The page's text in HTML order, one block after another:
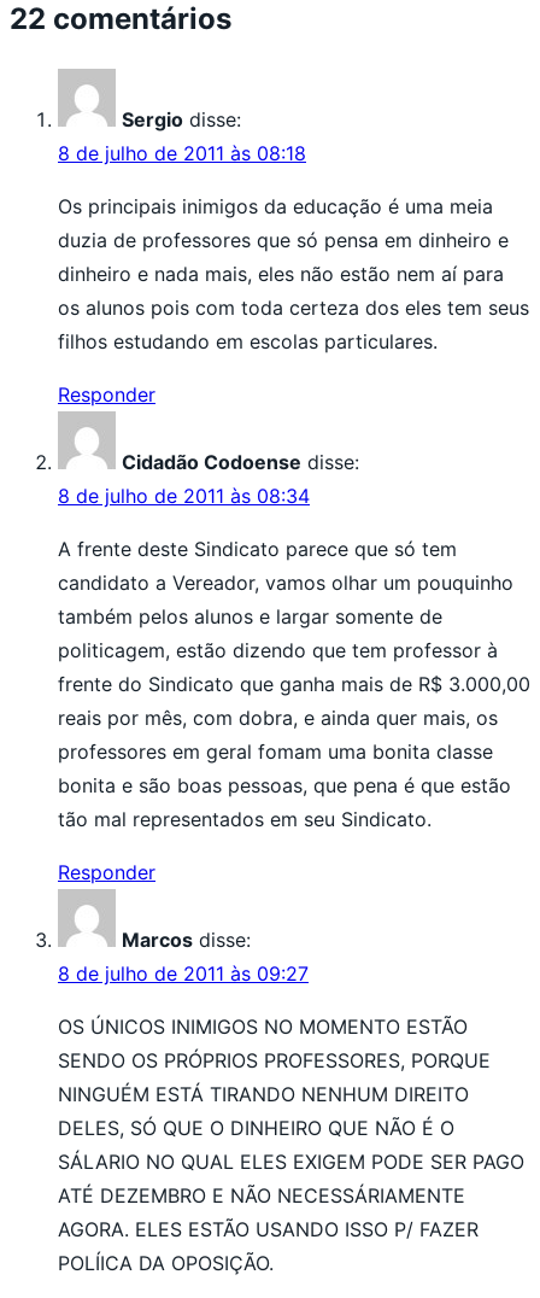
22 comentários
Sergio disse:
8 de julho de 2011 às 08:18
Os principais inimigos da educação é uma meia
duzia de professores que só pensa em dinheiro e
dinheiro e nada mais, eles não estão nem aí para
os alunos pois com toda certeza dos eles tem seus
filhos estudando em escolas particulares.
Responder
Cidadão Codoense disse:
8 de julho de 2011 às 08:34
A frente deste Sindicato parece que só tem
candidato a Vereador, vamos olhar um pouquinho
também pelos alunos e largar somente de
politicagem, estão dizendo que tem professor à
frente do Sindicato que ganha mais de R$ 3.000,00
reais por mês, com dobra, e ainda quer mais, os
professores em geral fomam uma bonita classe
bonita e são boas pessoas, que pena é que estão
tão mal representados em seu Sindicato.
Responder
Marcos disse:
8 de julho de 2011 às 09:27
OS ÚNICOS INIMIGOS NO MOMENTO ESTÃO
SENDO OS PRÓPRIOS PROFESSORES, PORQUE
NINGUÉM ESTÁ TIRANDO NENHUM DIREITO
DELES, SÓ QUE O DINHEIRO QUE NÃO É O
SÁLARIO NO QUAL ELES EXIGEM PODE SER PAGO
ATÉ DEZEMBRO E NÃO NECESSÁRIAMENTE
AGORA. ELES ESTÃO USANDO ISSO P/ FAZER
POLÍICA DA OPOSIÇÃO.